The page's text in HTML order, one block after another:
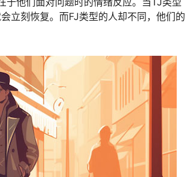
立刻恢复。而FJ类型的人却不同，他们的